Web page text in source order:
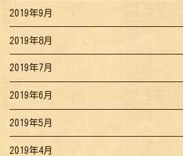
2019年9月
2019年8月
2019年7月
2019年6月
2019年5月
2019年4月